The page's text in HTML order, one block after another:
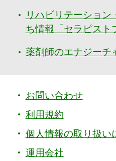
リハビリテーション
ち情報「セラピスト
薬剤師のエナジーチ
お問い合わせ
利用規約
個人情報の取り扱い
運用会社